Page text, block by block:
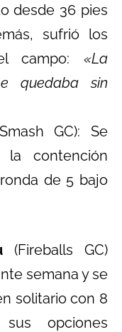
desde 36 pies
sufrió los
campo: «La
quedaba sin
GC): Se
contención
de 5 bajo
(Fireballs GC)
semana y se
solitario con 8
opciones